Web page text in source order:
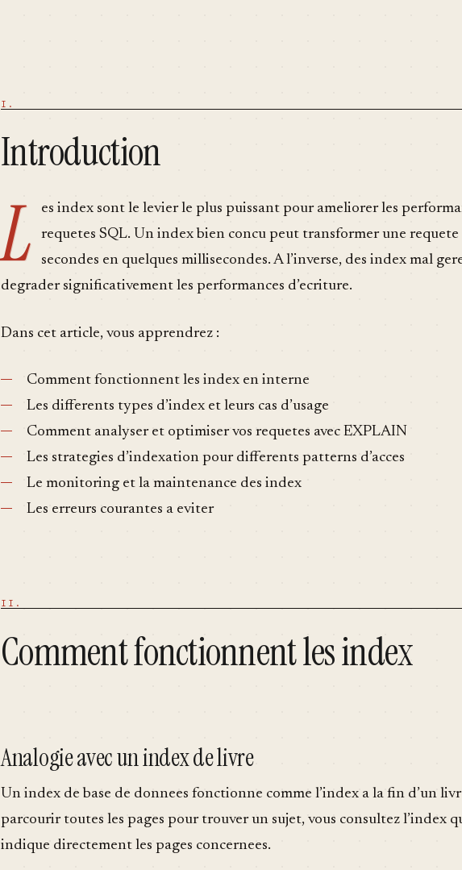
Introduction
L
es index sont le levier le plus puissant pour ameliorer les
requetes SQL. Un index bien concu peut transformer une requete
secondes en quelques millisecondes. A l’inverse, des index mal
degrader significativement les performances d’ecriture.
Dans cet article, vous apprendrez :
Comment fonctionnent les index en interne
Les differents types d’index et leurs cas d’usage
Comment analyser et optimiser vos requetes avec EXPLAIN
Les strategies d’indexation pour differents patterns d’acces
Le monitoring et la maintenance des index
Les erreurs courantes a eviter
Comment fonctionnent les index
Analogie avec un index de livre
Un index de base de donnees fonctionne comme l’index a la fin d’un
parcourir toutes les pages pour trouver un sujet, vous consultez l’index
indique directement les pages concernees.